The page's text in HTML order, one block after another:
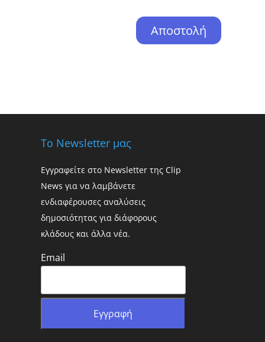
Το Newsletter μας
Εγγραφείτε στο Newsletter της Clip
News για να λαμβάνετε
ενδιαφέρουσες αναλύσεις
δημοσιότητας για διάφορους
κλάδους και άλλα νέα.
Email